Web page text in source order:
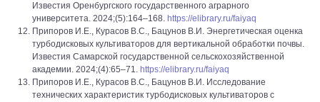
Известия Оренбургского государственного аграрного
университета. 2024;(5):164–168. https://elibrary.ru/faiyaq
Припоров И.Е., Курасов В.С., Бацунов В.И. Энергетическая оценка
турбодисковых культиваторов для вертикальной обработки почвы.
Известия Самарской государственной сельскохозяйственной
академии. 2024;(4):65–71. https://elibrary.ru/faiyaq
Припоров И.Е., Курасов В.С., Бацунов В.И. Исследование
технических характеристик турбодисковых культиваторов с